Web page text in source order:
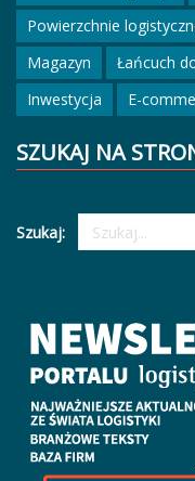
Powierzchnie
Magazyn
Łańcuch
Inwestycja
E-
SZUKAJ NA
Szukaj: